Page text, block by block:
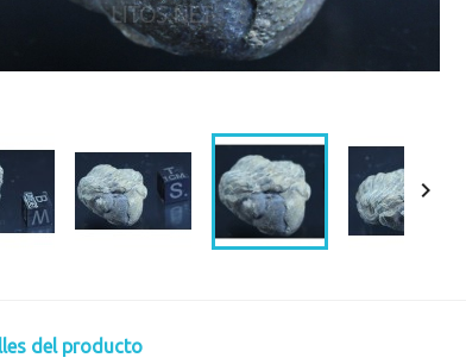

del producto